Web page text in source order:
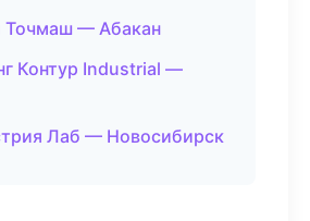
— Абакан
Контур Industrial —
Лаб — Новосибирск